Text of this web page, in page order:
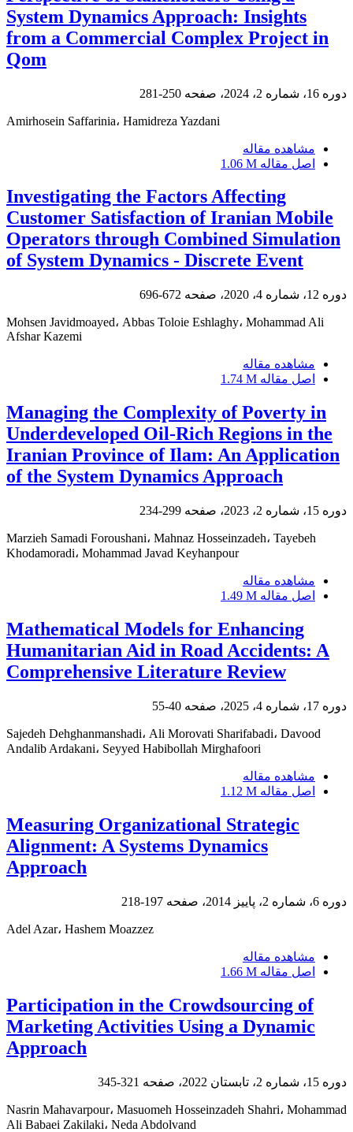
System Dynamics Approach: Insights
from a Commercial Complex Project in
Qom
دوره 16، شماره 2، 2024، صفحه 250-281
Amirhosein Saffarinia، Hamidreza Yazdani
مشاهده مقاله
اصل مقاله 1.06 M
Investigating the Factors Affecting
Customer Satisfaction of Iranian Mobile
Operators through Combined Simulation
of System Dynamics - Discrete Event
دوره 12، شماره 4، 2020، صفحه 672-696
Mohsen Javidmoayed، Abbas Toloie Eshlaghy، Mohammad Ali
Afshar Kazemi
مشاهده مقاله
اصل مقاله 1.74 M
Managing the Complexity of Poverty in
Underdeveloped Oil-Rich Regions in the
Iranian Province of Ilam: An Application
of the System Dynamics Approach
دوره 15، شماره 2، 2023، صفحه 299-234
Marzieh Samadi Foroushani، Mahnaz Hosseinzadeh، Tayebeh
Khodamoradi، Mohammad Javad Keyhanpour
مشاهده مقاله
اصل مقاله 1.49 M
Mathematical Models for Enhancing
Humanitarian Aid in Road Accidents: A
Comprehensive Literature Review
دوره 17، شماره 4، 2025، صفحه 40-55
Sajedeh Dehghanmanshadi، Ali Morovati Sharifabadi، Davood
Andalib Ardakani، Seyyed Habibollah Mirghafoori
مشاهده مقاله
اصل مقاله 1.12 M
Measuring Organizational Strategic
Alignment: A Systems Dynamics
Approach
دوره 6، شماره 2، پاییز 2014، صفحه 197-218
Adel Azar، Hashem Moazzez
مشاهده مقاله
اصل مقاله 1.66 M
Participation in the Crowdsourcing of
Marketing Activities Using a Dynamic
Approach
دوره 15، شماره 2، تابستان 2022، صفحه 321-345
Nasrin Mahavarpour، Masuomeh Hosseinzadeh Shahri، Mohammad
Ali Babaei Zakilaki، Neda Abdolvand